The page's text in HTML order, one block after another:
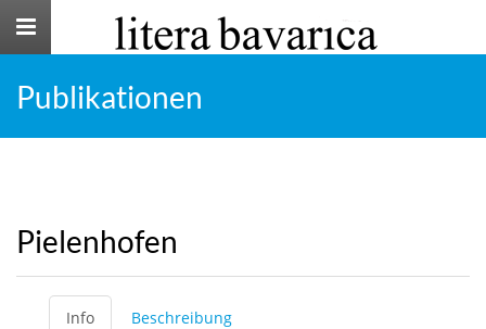
Toggle
Publikationen
Pielenhofen
Info Beschreibung